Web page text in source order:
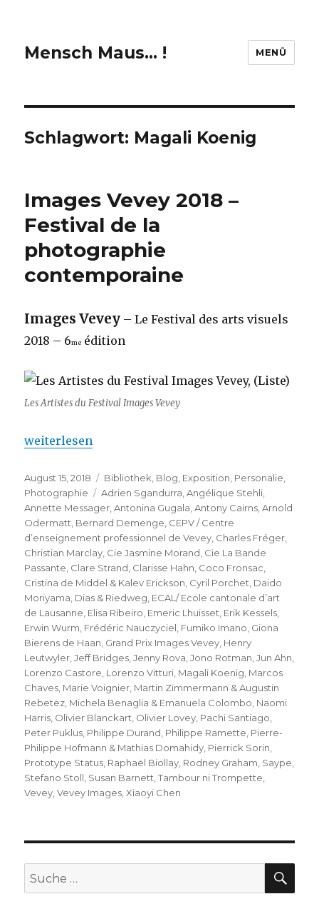
Mensch Maus… ! MENÜ
Schlagwort: Magali Koenig
Images Vevey 2018 –
Festival de la
photographie
contemporaine
Images Vevey – Le Festival des arts visuels
2018 – 6me édition
Les Artistes du Festival Images Vevey
„Images Vevey 2018 – Festival de la photographie
weiterlesen
Veröffentlicht
am
August 15, 2018 Kategorien
Bibliothek Blog Exposition Personalie
Photographie
Schlagwörter
Adrien Sgandurra ,Angélique Stehli
Annette Messager ,Antonina Gugala ,Antony Cairns ,Arnold
Odermatt Bernard Demenge CEPV / Centre
d’enseignement professionnel de Vevey Charles Fréger
Christian Marclay Cie Jasmine Morand Cie La Bande
Passante Clare Strand Clarisse Hahn Coco Fronsac
Cristina de Middel & Kalev Erickson Cyril Porchet Daido
Moriyama Dias & Riedweg ECAL/ Ecole cantonale d’art
de Lausanne Elisa Ribeiro Emeric Lhuisset Erik Kessels
Erwin Wurm Frédéric Nauczyciel Fumiko Imano Giona
Bierens de Haan Grand Prix Images Vevey Henry
Leutwyler ,Jeff Bridges ,Jenny Rova ,Jono Rotman ,Jun Ahn
Lorenzo Castore Lorenzo Vitturi Magali Koenig Marcos
Chaves Marie Voignier Martin Zimmermann & Augustin
Rebetez Michela Benaglia & Emanuela Colombo Naomi
Harris Olivier Blanckart Olivier Lovey Pachi Santiago
Peter Puklus Philippe Durand Philippe Ramette Pierre-
Philippe Hofmann & Mathias Domahidy Pierrick Sorin
Prototype Status Raphaël Biollay Rodney Graham Saype
Stefano Stoll Susan Barnett ,Tambour ni Trompette
Vevey ,Vevey Images ,Xiaoyi Chen
Suche
nach: